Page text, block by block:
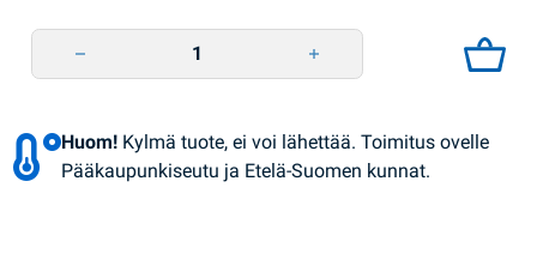
Jäätelö vaniljapuikko suklaakuorrutteella 80g Lasunka quantity
Huom! Kylmä tuote, ei voi lähettää. Toimitus ovelle
Pääkaupunkiseutu ja Etelä-Suomen kunnat.